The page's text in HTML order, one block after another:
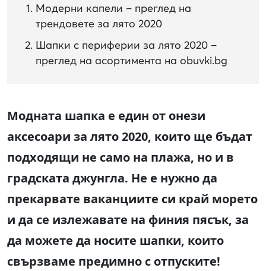
Модерни капели – преглед на
трендовете за лято 2020
Шапки с периферии за лято 2020 –
преглед на асортимента на obuvki.bg
Модната шапка е един от онези
аксесоари за лято 2020, които ще бъдат
подходящи не само на плажа, но и в
градската джунгла. Не е нужно да
прекарвате ваканциите си край морето
и да се излежавате на финия пясък, за
да можете да носите шапки, които
свързваме предимно с отпуските!